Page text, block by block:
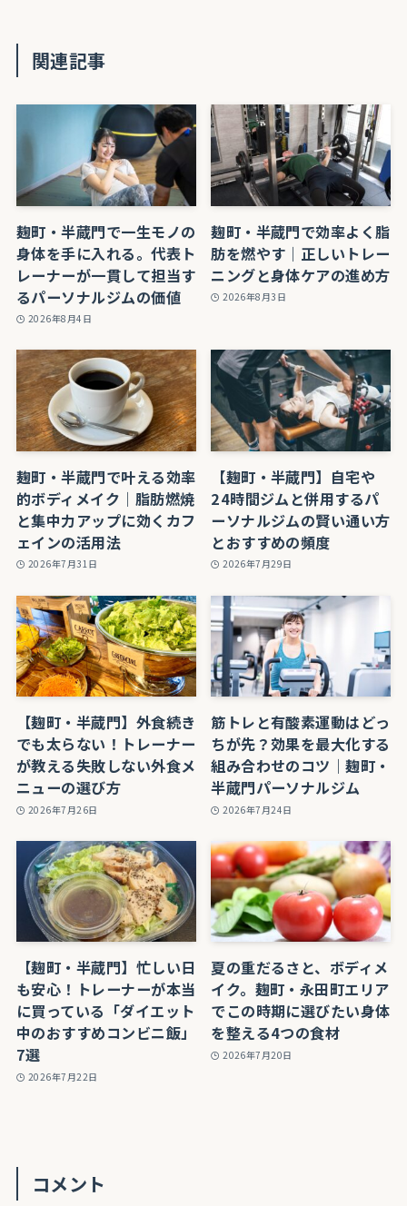
関連記事
麹町・半蔵門で一生モノの
身体を手に入れる。代表ト
レーナーが一貫して担当す
るパーソナルジムの価値
2026年8月4日
麹町・半蔵門で効率よく脂
肪を燃やす｜正しいトレー
ニングと身体ケアの進め方
2026年8月3日
麹町・半蔵門で叶える効率
的ボディメイク｜脂肪燃焼
と集中力アップに効くカフ
ェインの活用法
2026年7月31日
【麹町・半蔵門】自宅や
24時間ジムと併用するパ
ーソナルジムの賢い通い方
とおすすめの頻度
2026年7月29日
【麹町・半蔵門】外食続き
でも太らない！トレーナー
が教える失敗しない外食メ
ニューの選び方
2026年7月26日
筋トレと有酸素運動はどっ
ちが先？効果を最大化する
組み合わせのコツ｜麹町・
半蔵門パーソナルジム
2026年7月24日
【麹町・半蔵門】忙しい日
も安心！トレーナーが本当
に買っている「ダイエット
中のおすすめコンビニ飯」
7選
2026年7月22日
夏の重だるさと、ボディメ
イク。麹町・永田町エリア
でこの時期に選びたい身体
を整える4つの食材
2026年7月20日
コメント